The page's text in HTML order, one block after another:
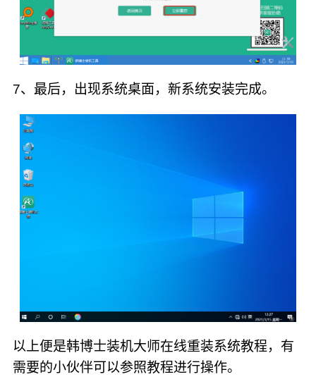
7、最后，出现系统桌面，新系统安装完成。
以上便是韩博士装机大师在线重装系统教程，有
需要的小伙伴可以参照教程进行操作。